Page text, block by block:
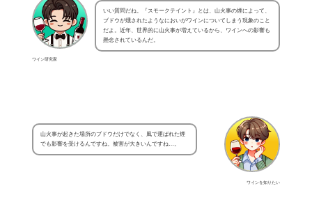
ワイン研究家
いい質問だね。『スモークテイント』とは、山火事の煙によって、
ブドウが燻されたようなにおいがワインについてしまう現象のこと
だよ。近年、世界的に山火事が増えているから、ワインへの影響も
懸念されているんだ。
ワインを知りたい
山火事が起きた場所のブドウだけでなく、風で運ばれた煙
でも影響を受けるんですね。被害が大きいんですね…。